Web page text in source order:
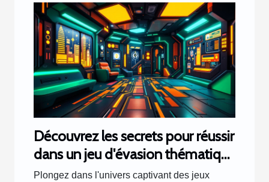
Découvrez les secrets pour réussir
dans un jeu d'évasion thématique
de super-héros
Plongez dans l'univers captivant des jeux